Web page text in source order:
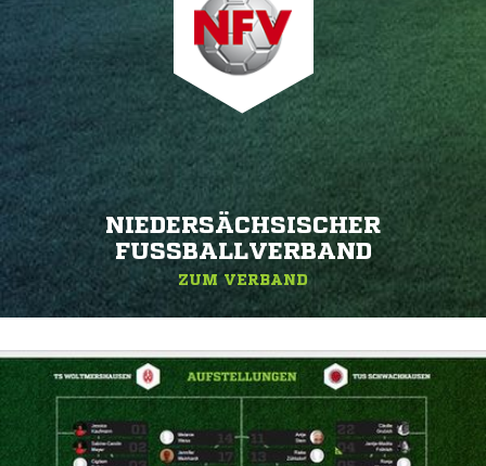
NIEDERSÄCHSISCHER
FUSSBALLVERBAND
ZUM VERBAND